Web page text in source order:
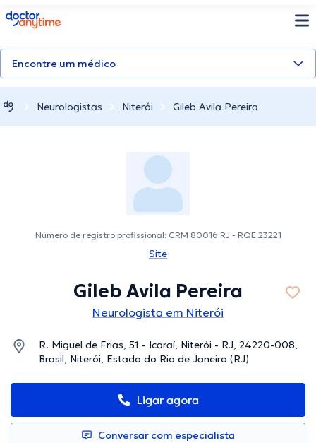
doctoranytime
Encontre um médico
Neurologistas Niterói Gileb Avila Pereira
Número de registro profissional: CRM 80016 RJ - RQE 23221
Site
Gileb Avila Pereira
Neurologista em Niterói
R. Miguel de Frias, 51 - Icaraí, Niterói - RJ, 24220-008,
Brasil, Niterói, Estado do Rio de Janeiro (RJ)
Ligar agora
Conversar com especialista